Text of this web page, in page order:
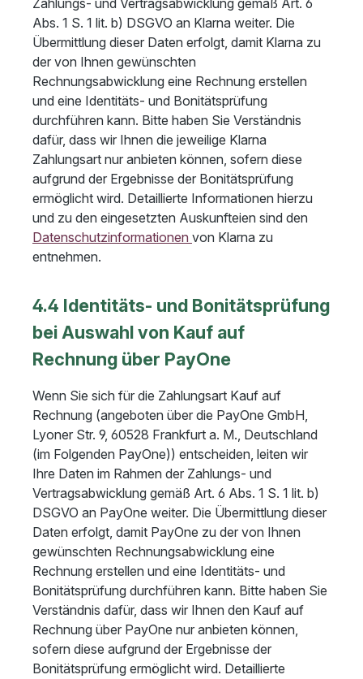
Zahlungs- und Vertragsabwicklung gemäß Art. 6
Abs. 1 S. 1 lit. b) DSGVO an Klarna weiter. Die
Übermittlung dieser Daten erfolgt, damit Klarna zu
der von Ihnen gewünschten
Rechnungsabwicklung eine Rechnung erstellen
und eine Identitäts- und Bonitätsprüfung
durchführen kann. Bitte haben Sie Verständnis
dafür, dass wir Ihnen die jeweilige Klarna
Zahlungsart nur anbieten können, sofern diese
aufgrund der Ergebnisse der Bonitätsprüfung
ermöglicht wird. Detaillierte Informationen hierzu
und zu den eingesetzten Auskunfteien sind den
Datenschutzinformationen von Klarna zu
entnehmen.
4.4 Identitäts- und Bonitätsprüfung
bei Auswahl von Kauf auf
Rechnung über PayOne
Wenn Sie sich für die Zahlungsart Kauf auf
Rechnung (angeboten über die PayOne GmbH,
Lyoner Str. 9, 60528 Frankfurt a. M., Deutschland
(im Folgenden PayOne)) entscheiden, leiten wir
Ihre Daten im Rahmen der Zahlungs- und
Vertragsabwicklung gemäß Art. 6 Abs. 1 S. 1 lit. b)
DSGVO an PayOne weiter. Die Übermittlung dieser
Daten erfolgt, damit PayOne zu der von Ihnen
gewünschten Rechnungsabwicklung eine
Rechnung erstellen und eine Identitäts- und
Bonitätsprüfung durchführen kann. Bitte haben Sie
Verständnis dafür, dass wir Ihnen den Kauf auf
Rechnung über PayOne nur anbieten können,
sofern diese aufgrund der Ergebnisse der
Bonitätsprüfung ermöglicht wird. Detaillierte